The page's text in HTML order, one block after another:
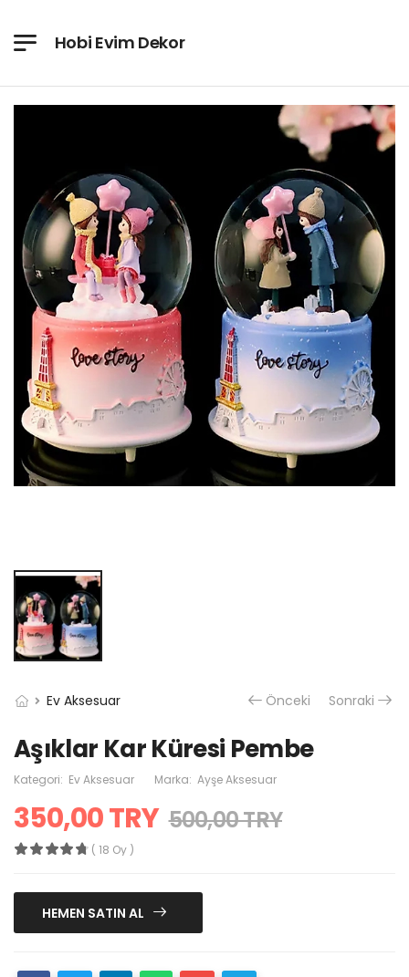
Hobi Evim Dekor
Ev Aksesuar Önceki Sonraki
Aşıklar Kar Küresi Pembe
Kategori: Ev Aksesuar Marka: Ayşe Aksesuar
350,00 TRY 500,00 TRY
( 18 Oy )
HEMEN SATIN AL